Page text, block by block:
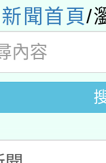
績優單位
市孔廟祈
慧啟航」
年桃園地
聞首頁/